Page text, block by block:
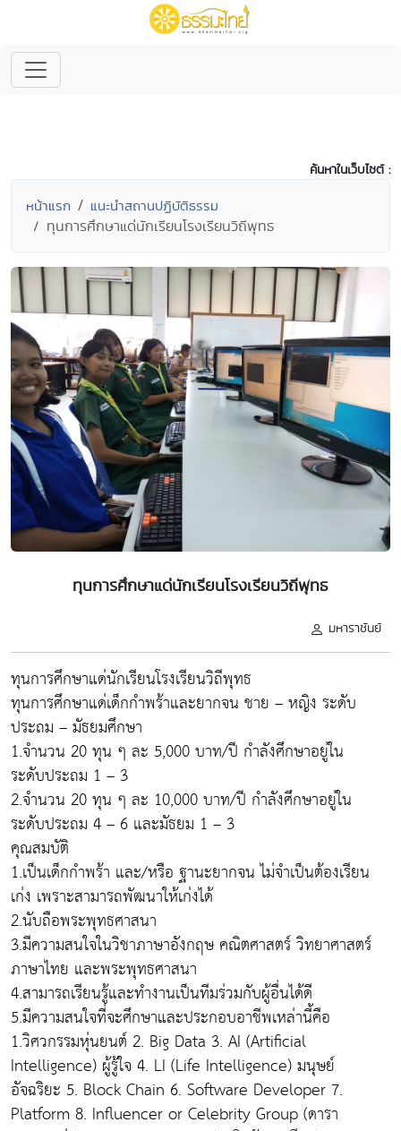
ค้นหาในเว็บไซต์ :
หน้าแรก แนะนำสถานปฏิบัติธรรม
ทุนการศึกษาแด่นักเรียนโรงเรียนวิถีพุทธ
ทุนการศึกษาแด่นักเรียนโรงเรียนวิถีพุทธ
มหาราชันย์
ทุนการศึกษาแด่นักเรียนโรงเรียนวิถีพุทธ
ทุนการศึกษาแด่เด็กกำพร้าและยากจน ชาย – หญิง ระดับ
ประถม – มัธยมศึกษา
1.จำนวน 20 ทุน ๆ ละ 5,000 บาท/ปี กำลังศึกษาอยู่ใน
ระดับประถม 1 – 3
2.จำนวน 20 ทุน ๆ ละ 10,000 บาท/ปี กำลังศึกษาอยู่ใน
ระดับประถม 4 – 6 และมัธยม 1 – 3
คุณสมบัติ
1.เป็นเด็กกำพร้า และ/หรือ ฐานะยากจน ไม่จำเป็นต้องเรียน
เก่ง เพราะสามารถพัฒนาให้เก่งได้
2.นับถือพระพุทธศาสนา
3.มีความสนใจในวิชาภาษาอังกฤษ คณิตศาสตร์ วิทยาศาสตร์
ภาษาไทย และพระพุทธศาสนา
4.สามารถเรียนรู้และทำงานเป็นทีมร่วมกับผู้อื่นได้ดี
5.มีความสนใจที่จะศึกษาและประกอบอาชีพเหล่านี้คือ
1.วิศวกรรมหุ่นยนต์ 2. Big Data 3. AI (Artificial
Intelligence) ผู้รู้ใจ 4. LI (Life Intelligence) มนุษย์
อัจฉริยะ 5. Block Chain 6. Software Developer 7.
Platform 8. Influencer or Celebrity Group (ดารา